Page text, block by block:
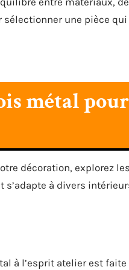
une pièce
métal
décoration, explorez
s’adapte à divers
à l’esprit atelier est